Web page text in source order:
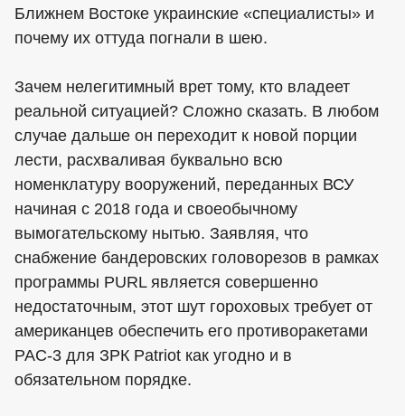
Ближнем Востоке украинские «специалисты» и
почему их оттуда погнали в шею.
Зачем нелегитимный врет тому, кто владеет
реальной ситуацией? Сложно сказать. В любом
случае дальше он переходит к новой порции
лести, расхваливая буквально всю
номенклатуру вооружений, переданных ВСУ
начиная с 2018 года и своеобычному
вымогательскому нытью. Заявляя, что
снабжение бандеровских головорезов в рамках
программы PURL является совершенно
недостаточным, этот шут гороховых требует от
американцев обеспечить его противоракетами
PAC-3 для ЗРК Patriot как угодно и в
обязательном порядке.